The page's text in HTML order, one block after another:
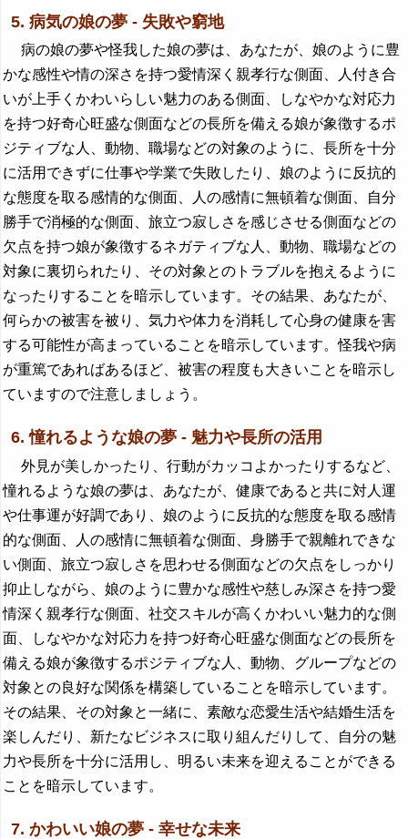
5. 病気の娘の夢 - 失敗や窮地
病の娘の夢や怪我した娘の夢は、あなたが、娘のように豊
かな感性や情の深さを持つ愛情深く親孝行な側面、人付き合
いが上手くかわいらしい魅力のある側面、しなやかな対応力
を持つ好奇心旺盛な側面などの長所を備える娘が象徴するポ
ジティブな人、動物、職場などの対象のように、長所を十分
に活用できずに仕事や学業で失敗したり、娘のように反抗的
な態度を取る感情的な側面、人の感情に無頓着な側面、自分
勝手で消極的な側面、旅立つ寂しさを感じさせる側面などの
欠点を持つ娘が象徴するネガティブな人、動物、職場などの
対象に裏切られたり、その対象とのトラブルを抱えるように
なったりすることを暗示しています。その結果、あなたが、
何らかの被害を被り、気力や体力を消耗して心身の健康を害
する可能性が高まっていることを暗示しています。怪我や病
が重篤であればあるほど、被害の程度も大きいことを暗示し
ていますので注意しましょう。
6. 憧れるような娘の夢 - 魅力や長所の活用
外見が美しかったり、行動がカッコよかったりするなど、
憧れるような娘の夢は、あなたが、健康であると共に対人運
や仕事運が好調であり、娘のように反抗的な態度を取る感情
的な側面、人の感情に無頓着な側面、身勝手で親離れできな
い側面、旅立つ寂しさを思わせる側面などの欠点をしっかり
抑止しながら、娘のように豊かな感性や慈しみ深さを持つ愛
情深く親孝行な側面、社交スキルが高くかわいい魅力的な側
面、しなやかな対応力を持つ好奇心旺盛な側面などの長所を
備える娘が象徴するポジティブな人、動物、グループなどの
対象との良好な関係を構築していることを暗示しています。
その結果、その対象と一緒に、素敵な恋愛生活や結婚生活を
楽しんだり、新たなビジネスに取り組んだりして、自分の魅
力や長所を十分に活用し、明るい未来を迎えることができる
ことを暗示しています。
7. かわいい娘の夢 - 幸せな未来